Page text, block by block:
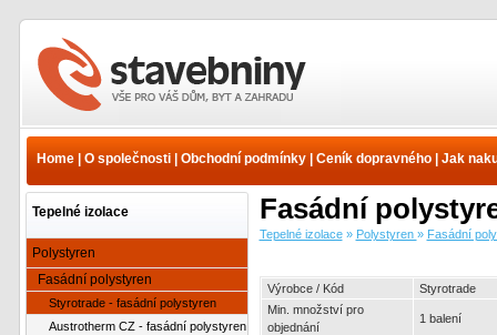
Polystyren - Fasádní
fasádní polystyren |
Home| O společnosti| Obchodní podmínky| Ceník dopravného| Jak
Tepelné izolace
Polystyren
Fasádní polystyren
Styrotrade - fasádní polystyren
Austrotherm CZ - fasádní polystyren
Fasádní
Tepelné izolace» Polystyren » Fasádní
Výrobce / Kód
Styrotrade
Min. množství pro
objednání
1 balení